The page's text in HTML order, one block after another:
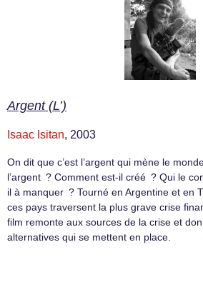
Argent (L’)
Isaac Isitan, 2003
On dit que c’est l’argent qui mène le
l’argent ? Comment est-il créé ? Qui le
il à manquer ? Tourné en Argentine et en
ces pays traversent la plus grave crise
film remonte aux sources de la crise et
alternatives qui se mettent en place.